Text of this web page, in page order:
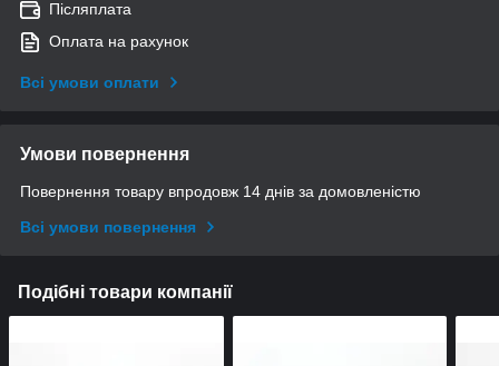
Післяплата
Оплата на рахунок
Всі умови оплати
Умови повернення
Повернення товару впродовж 14 днів за домовленістю
Всі умови повернення
Подібні товари компанії